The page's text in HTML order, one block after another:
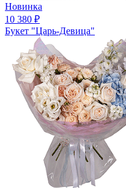
Новинка
10 380 ₽
Букет "Царь-Девица"